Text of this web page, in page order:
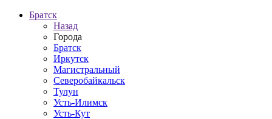
Братск
Назад
Города
Братск
Иркутск
Магистральный
Северобайкальск
Тулун
Усть-Илимск
Усть-Кут